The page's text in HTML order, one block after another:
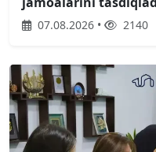
07.08.2026 • 2140